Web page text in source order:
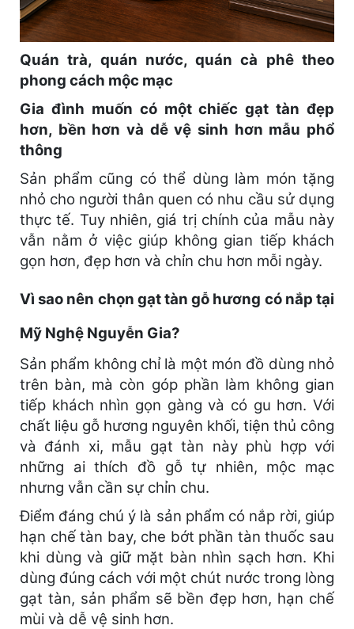
Quán trà, quán nước, quán cà phê theo
phong cách mộc mạc
Gia đình muốn có một chiếc gạt tàn đẹp
hơn, bền hơn và dễ vệ sinh hơn mẫu phổ
thông
Sản phẩm cũng có thể dùng làm món tặng
nhỏ cho người thân quen có nhu cầu sử dụng
thực tế. Tuy nhiên, giá trị chính của mẫu này
vẫn nằm ở việc giúp không gian tiếp khách
gọn hơn, đẹp hơn và chỉn chu hơn mỗi ngày.
Vì sao nên chọn gạt tàn gỗ hương có nắp tại
Mỹ Nghệ Nguyễn Gia?
Sản phẩm không chỉ là một món đồ dùng nhỏ
trên bàn, mà còn góp phần làm không gian
tiếp khách nhìn gọn gàng và có gu hơn. Với
chất liệu gỗ hương nguyên khối, tiện thủ công
và đánh xi, mẫu gạt tàn này phù hợp với
những ai thích đồ gỗ tự nhiên, mộc mạc
nhưng vẫn cần sự chỉn chu.
Điểm đáng chú ý là sản phẩm có nắp rời, giúp
hạn chế tàn bay, che bớt phần tàn thuốc sau
khi dùng và giữ mặt bàn nhìn sạch hơn. Khi
dùng đúng cách với một chút nước trong lòng
gạt tàn, sản phẩm sẽ bền đẹp hơn, hạn chế
mùi và dễ vệ sinh hơn.